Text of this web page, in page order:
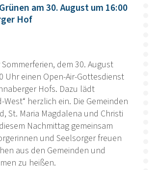
am 30. August um 16:00
Hof:
dem 30. August
Uhr einen Open-Air-Gottesdienst
Hofs. Dazu lädt
herzlich ein. Die Gemeinden
St. Maria Magdalena und Christi
Nachmittag gemeinsam
und Seelsorger freuen
aus den Gemeinden und
zu heißen.